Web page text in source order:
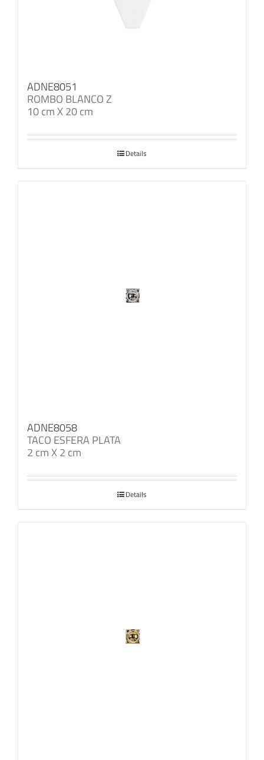
ADNE8051
ROMBO BLANCO Z
10 cm X 20 cm
Details
ADNE8058
TACO ESFERA PLATA
2 cm X 2 cm
Details